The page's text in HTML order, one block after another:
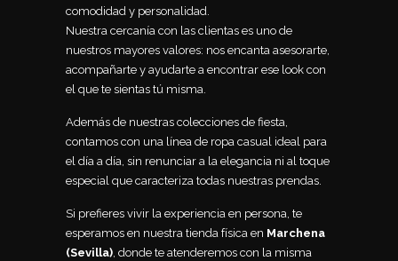
comodidad y personalidad.
Nuestra cercanía con las clientas es uno de
nuestros mayores valores: nos encanta asesorarte,
acompañarte y ayudarte a encontrar ese look con
el que te sientas tú misma.
Además de nuestras colecciones de fiesta,
contamos con una línea de ropa casual ideal para
el día a día, sin renunciar a la elegancia ni al toque
especial que caracteriza todas nuestras prendas.
Si prefieres vivir la experiencia en persona, te
esperamos en nuestra tienda física en Marchena
(Sevilla), donde te atenderemos con la misma